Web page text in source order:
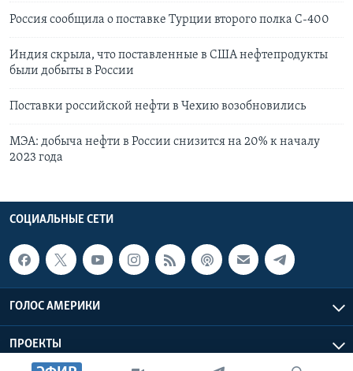
Россия сообщила о поставке Турции второго полка С-400
Индия скрыла, что поставленные в США нефтепродукты
были добыты в России
Поставки российской нефти в Чехию возобновились
МЭА: добыча нефти в России снизится на 20% к началу
2023 года
СОЦИАЛЬНЫЕ СЕТИ
ГОЛОС АМЕРИКИ
ПРОЕКТЫ